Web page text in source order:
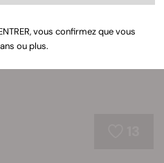
à l’herbe ! Mettez votre
à cuisiner !vous confirmez que vous
ou plus.